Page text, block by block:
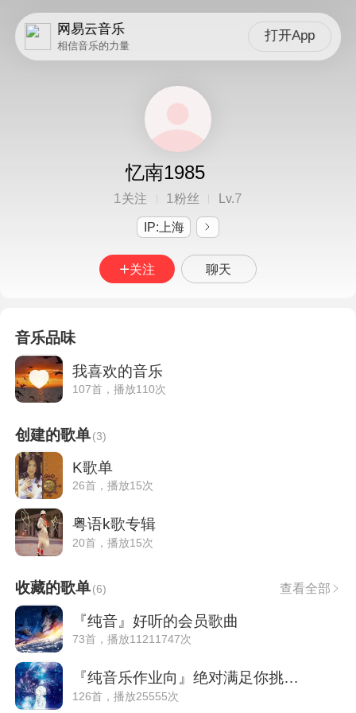
网易云音乐
相信音乐的力量
打开App
忆南1985
1关注 1粉丝 Lv.7
IP:上海
关注 聊天
音乐品味
我喜欢的音乐
107首，播放110次
创建的歌单(3)
K歌单
26首，播放15次
粤语k歌专辑
20首，播放15次
收藏的歌单(6) 查看全部
『纯音』好听的会员歌曲
73首，播放11211747次
『纯音乐作业向』绝对满足你挑剔的耳朵
126首，播放25555次